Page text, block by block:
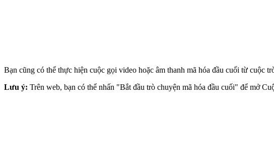
Bạn cũng có thể thực hiện cuộc gọi video hoặc âm thanh mã hóa đầu cuối từ cuộc
Lưu ý: Trên web, bạn có thể nhấn "Bắt đầu trò chuyện mã hóa đầu cuối" để mở